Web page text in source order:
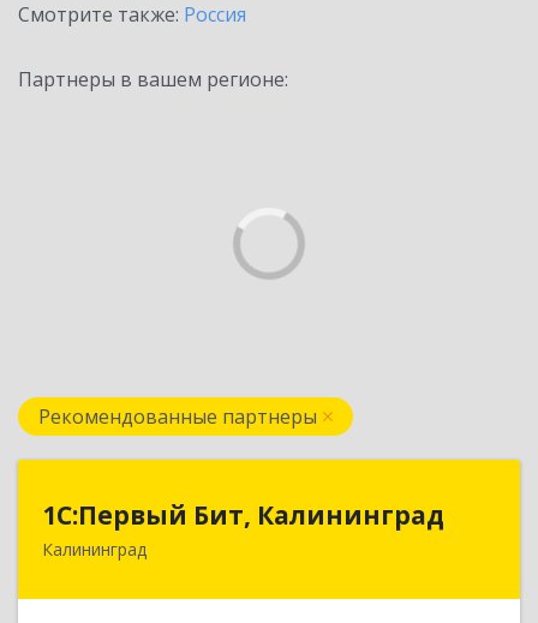
Смотрите также: Россия
Партнеры в вашем регионе:
Рекомендованные партнеры
1С:Первый Бит, Калининград
Калининград
1С:Первый Бит, Калининград
236006, Калининградская обл, Калининград г,